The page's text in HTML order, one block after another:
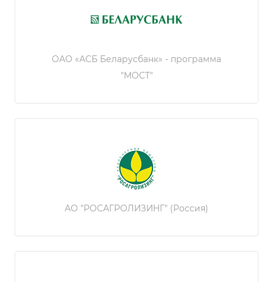
ОАО «АСБ Беларусбанк» - программа
"МОСТ"
АО "РОСАГРОЛИЗИНГ" (Россия)